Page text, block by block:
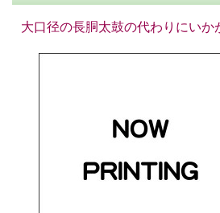
大口径の長胴太鼓の代わりにいか